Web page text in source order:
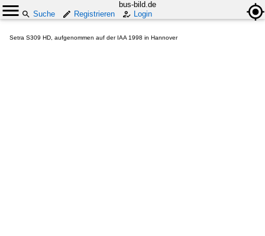
bus-bild.de
Suche
Registrieren Login
Setra S309 HD, aufgenommen auf der IAA 1998 in Hannover